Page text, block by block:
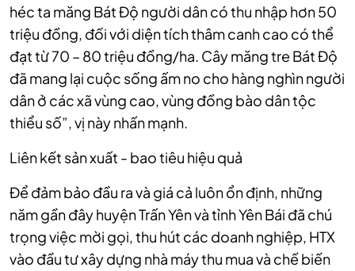
héc ta măng Bát Độ người dân có thu nhập hơn 50
triệu đồng, đối với diện tích thâm canh cao có thể
đạt từ 70 – 80 triệu đồng/ha. Cây măng tre Bát Độ
đã mang lại cuộc sống ấm no cho hàng nghìn người
dân ở các xã vùng cao, vùng đồng bào dân tộc
thiểu số”, vị này nhấn mạnh.
Liên kết sản xuất - bao tiêu hiệu quả
Để đảm bảo đầu ra và giá cả luôn ổn định, những
năm gần đây huyện Trấn Yên và tỉnh Yên Bái đã chú
trọng việc mời gọi, thu hút các doanh nghiệp, HTX
vào đầu tư xây dựng nhà máy thu mua và chế biến